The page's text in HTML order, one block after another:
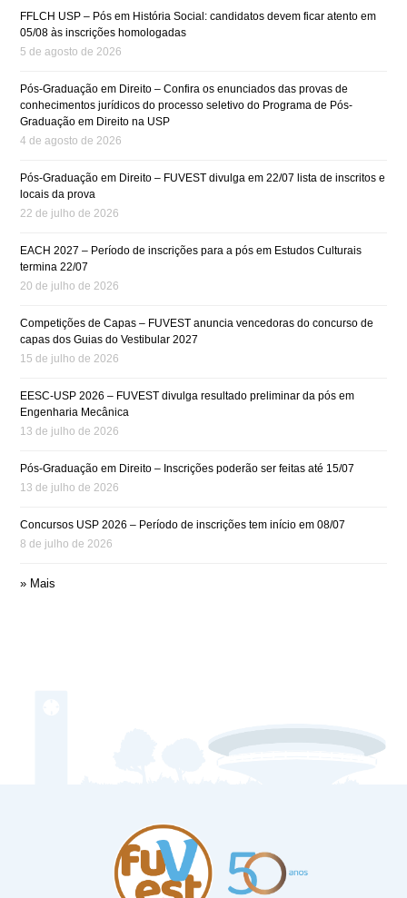
FFLCH USP – Pós em História Social: candidatos devem ficar atento em
05/08 às inscrições homologadas
5 de agosto de 2026
Pós-Graduação em Direito – Confira os enunciados das provas de
conhecimentos jurídicos do processo seletivo do Programa de Pós-
Graduação em Direito na USP
4 de agosto de 2026
Pós-Graduação em Direito – FUVEST divulga em 22/07 lista de inscritos e
locais da prova
22 de julho de 2026
EACH 2027 – Período de inscrições para a pós em Estudos Culturais
termina 22/07
20 de julho de 2026
Competições de Capas – FUVEST anuncia vencedoras do concurso de
capas dos Guias do Vestibular 2027
15 de julho de 2026
EESC-USP 2026 – FUVEST divulga resultado preliminar da pós em
Engenharia Mecânica
13 de julho de 2026
Pós-Graduação em Direito – Inscrições poderão ser feitas até 15/07
13 de julho de 2026
Concursos USP 2026 – Período de inscrições tem início em 08/07
8 de julho de 2026
» Mais